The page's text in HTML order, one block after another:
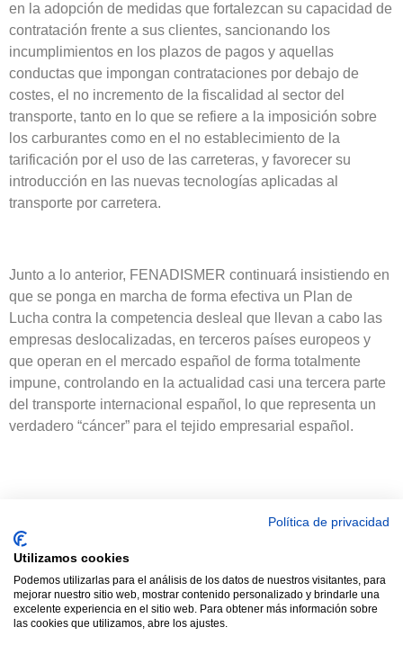
en la adopción de medidas que fortalezcan su capacidad de
contratación frente a sus clientes, sancionando los
incumplimientos en los plazos de pagos y aquellas
conductas que impongan contrataciones por debajo de
costes, el no incremento de la fiscalidad al sector del
transporte, tanto en lo que se refiere a la imposición sobre
los carburantes como en el no establecimiento de la
tarificación por el uso de las carreteras, y favorecer su
introducción en las nuevas tecnologías aplicadas al
transporte por carretera.
Junto a lo anterior, FENADISMER continuará insistiendo en
que se ponga en marcha de forma efectiva un Plan de
Lucha contra la competencia desleal que llevan a cabo las
empresas deslocalizadas, en terceros países europeos y
que operan en el mercado español de forma totalmente
impune, controlando en la actualidad casi una tercera parte
del transporte internacional español, lo que representa un
verdadero “cáncer” para el tejido empresarial español.
© 2021 TODOS LOS DERECHOS RESERVADOS ASTRACAN -
Web diseñada por sucursalvirtual
Política de privacidad
Utilizamos cookies
Podemos utilizarlas para el análisis de los datos de nuestros visitantes, para
mejorar nuestro sitio web, mostrar contenido personalizado y brindarle una
excelente experiencia en el sitio web. Para obtener más información sobre
las cookies que utilizamos, abre los ajustes.